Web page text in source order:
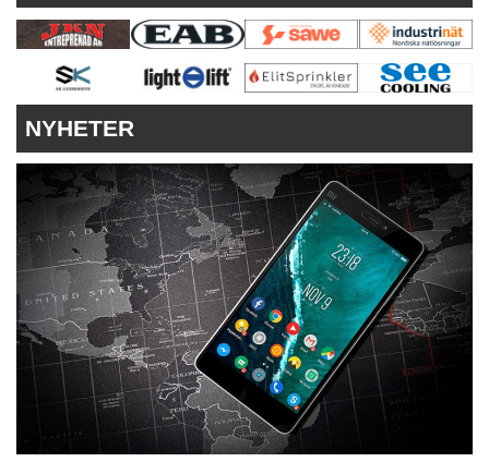
PRENUMERERA
VÅRA ANDRA MAGASIN
ANNONSERA
NYHETER